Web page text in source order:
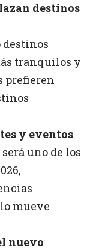
destinos
destinos
tranquilos y
prefieren
y eventos
uno de los
mueve
nuevo